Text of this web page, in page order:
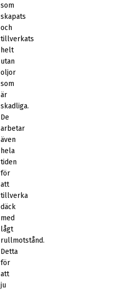
som
skapats
och
tillverkats
helt
utan
oljor
som
är
skadliga.
De
arbetar
även
hela
tiden
för
att
tillverka
däck
med
lågt
rullmotstånd.
Detta
för
att
ju